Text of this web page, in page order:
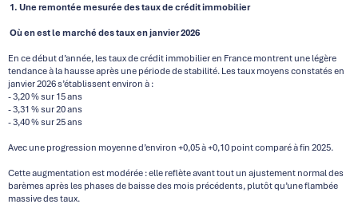
1. Une remontée mesurée des taux de crédit immobilier
Où en est le marché des taux en janvier 2026
En ce début d’année, les taux de crédit immobilier en France montrent une légère
tendance à la hausse après une période de stabilité. Les taux moyens constatés en
janvier 2026 s’établissent environ à :
- 3,20 % sur 15 ans
- 3,31 % sur 20 ans
- 3,40 % sur 25 ans
Avec une progression moyenne d’environ +0,05 à +0,10 point comparé à fin 2025.
Cette augmentation est modérée : elle reflète avant tout un ajustement normal des
barèmes après les phases de baisse des mois précédents, plutôt qu’une flambée
massive des taux.